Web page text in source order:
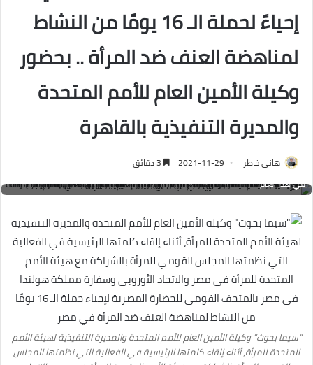
إحياءً لحملة الـ 16 يومًا من النشاط
لمناهضة العنف ضد المرأة .. بحضور
وكيلة الأمين العام للأمم المتحدة
والمديرة التنفيذية بالقاهرة
هانى خاطر 2021-11-29
صورة جماعية للحضور في الفعالية التي نظمها المجلس القومي للمرأة بالشراكة مع
هيئة الأمم المتحدة للمرأة في مصر والاتحاد الأوروبي وسفارة مملكة هولندا في مصر
بالمتحف القومي للحضارة المصرية لإحياء حملة الـ 16 يومًا من النشاط لمناهضة العنف
ضد المرأة في مصر، وبحضور وكيلة الأمين العام للأمم المتحدة والمديرة التنفيذية لهيئة
الأمم المتحدة للمرأة "سيما بحوث" في إطار أولى زياراتها الرسمية منذ توليها منصبها
في هذا العام
“سيما بحوث” وكيلة الأمين العام للأمم المتحدة والمديرة التنفيذية لهيئة الأمم
المتحدة للمرأة، أثناء إلقاء كلمتها الرئيسية في الفعالية التي نظمتها المجلس